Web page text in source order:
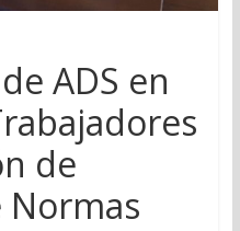
ADS en
de
Normas